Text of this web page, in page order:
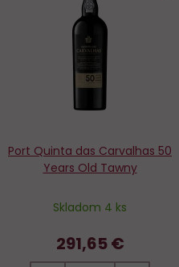
Port Quinta das Carvalhas 50
Years Old Tawny
Skladom 4 ks
291,65 €